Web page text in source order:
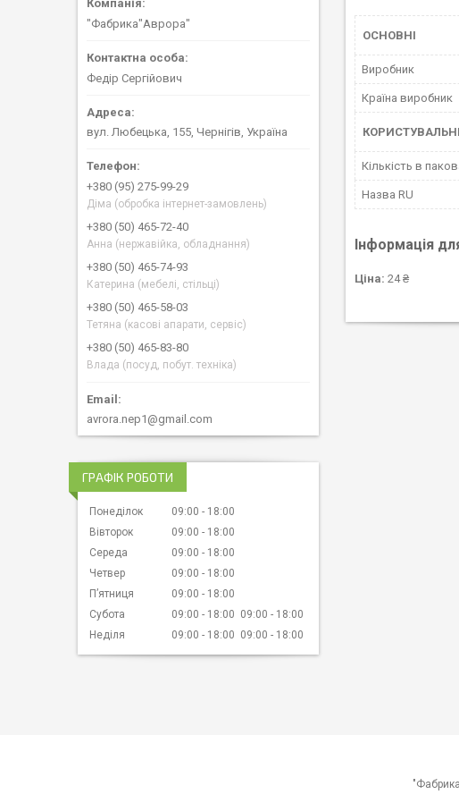
ОСНОВНІ
Виробник
Країна виробник
Кількість в
Назва RU
Інформація
Ціна: 24 ₴
"Фабрика"Аврора"
Федір Сергійович
вул. Любецька, 155, Чернігів, Україна
+380 (95) 275-99-29
Діма (обробка інтернет-замовлень)
+380 (50) 465-72-40
Анна (нержавійка, обладнання)
+380 (50) 465-74-93
Катерина (мебелі, стільці)
+380 (50) 465-58-03
Тетяна (касові апарати, сервіс)
+380 (50) 465-83-80
Влада (посуд, побут. техніка)
avrora.nep1@gmail.com
ГРАФІК РОБОТИ
Понеділок 09:00
18:00
Вівторок
09:00
18:00
Середа
09:00
18:00
Четвер
09:00
18:00
Пʼятниця
09:00
18:00
Субота
09:00 18:00 09:00
18:00
Неділя
09:00 18:00 09:00 18:00